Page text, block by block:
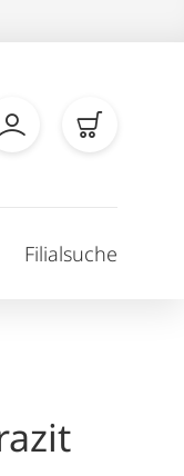
Filialsuche